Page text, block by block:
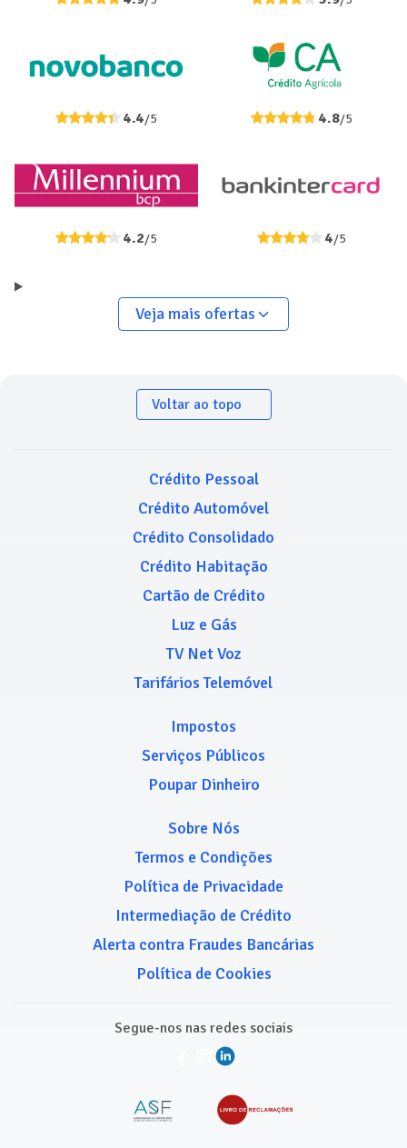
4.4/5 4.8/5
4.2/5 4/5
Veja mais ofertas
Voltar ao topo
Crédito Pessoal
Crédito Automóvel
Crédito Consolidado
Crédito Habitação
Cartão de Crédito
Luz e Gás
TV Net Voz
Tarifários Telemóvel
Impostos
Serviços Públicos
Poupar Dinheiro
Sobre Nós
Termos e Condições
Política de Privacidade
Intermediação de Crédito
Alerta contra Fraudes Bancárias
Política de Cookies
Segue-nos nas redes sociais